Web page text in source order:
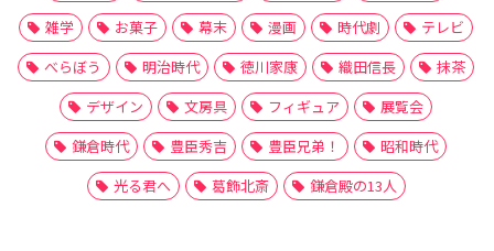
雑学
お菓子 幕末 漫画 時代劇
テレビ
べらぼう
明治時代 徳川家康 織田信長
抹茶
デザイン
文房具 フィギュア
展覧会
鎌倉時代
豊臣秀吉 豊臣兄弟！
昭和時代
光る君へ
葛飾北斎 鎌倉殿の13人